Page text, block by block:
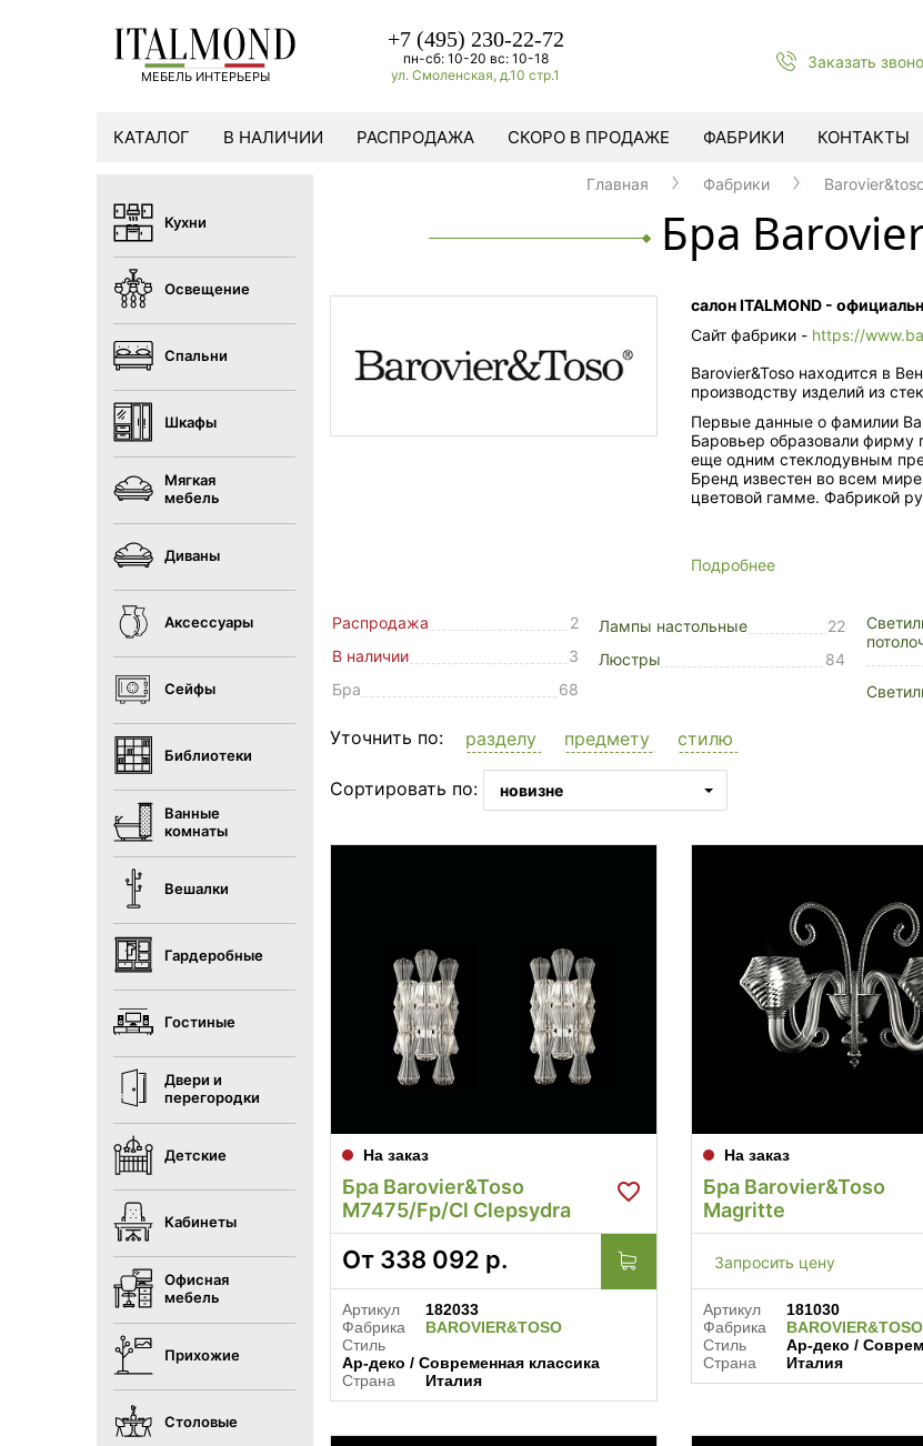
МЕБЕЛЬ ИНТЕРЬЕРЫ
+7 (495) 230-22-72
пн-сб: 10-20 вс: 10-18
ул. Смоленская, д.10 стр.1
Заказать
КАТАЛОГ В НАЛИЧИИ РАСПРОДАЖА СКОРО В ПРОДАЖЕ ФАБРИКИ КОНТАКТЫ
Кухни
Освещение
Спальни
Шкафы
Мягкая
мебель
Диваны
Аксессуары
Сейфы
Библиотеки
Ванные
комнаты
Вешалки
Гардеробные
Гостиные
Двери и
перегородки
Детские
Кабинеты
Офисная
мебель
Прихожие
Столовые
Главная Фабрики
Бра
салон ITALMOND -
Сайт фабрики - https://
Barovier&Toso находится в
производству изделий из
Первые данные о фамилии
Баровьер образовали фирму
еще одним стеклодувным
Бренд известен во всем
цветовой гамме. Фабрикой
Подробнее
Распродажа
2
В наличии
3
Бра
68
Лампы настольные
22
Люстры
84
Уточнить по: разделу предмету стилю
Сортировать по: новизне
На заказ
Бра Barovier&Toso
M7475/Fp/Cl Clepsydra
От 338 092 р.
Артикул
182033
Фабрика
BAROVIER&TOSO
Стиль
Ар-деко / Современная классика
Страна
Италия
На заказ
Бра Barovier&Toso
Magritte
Запросить цену
Артикул
181030
Фабрика
BAROVIER&TOSO
Стиль
Ар-деко /
Страна
Италия